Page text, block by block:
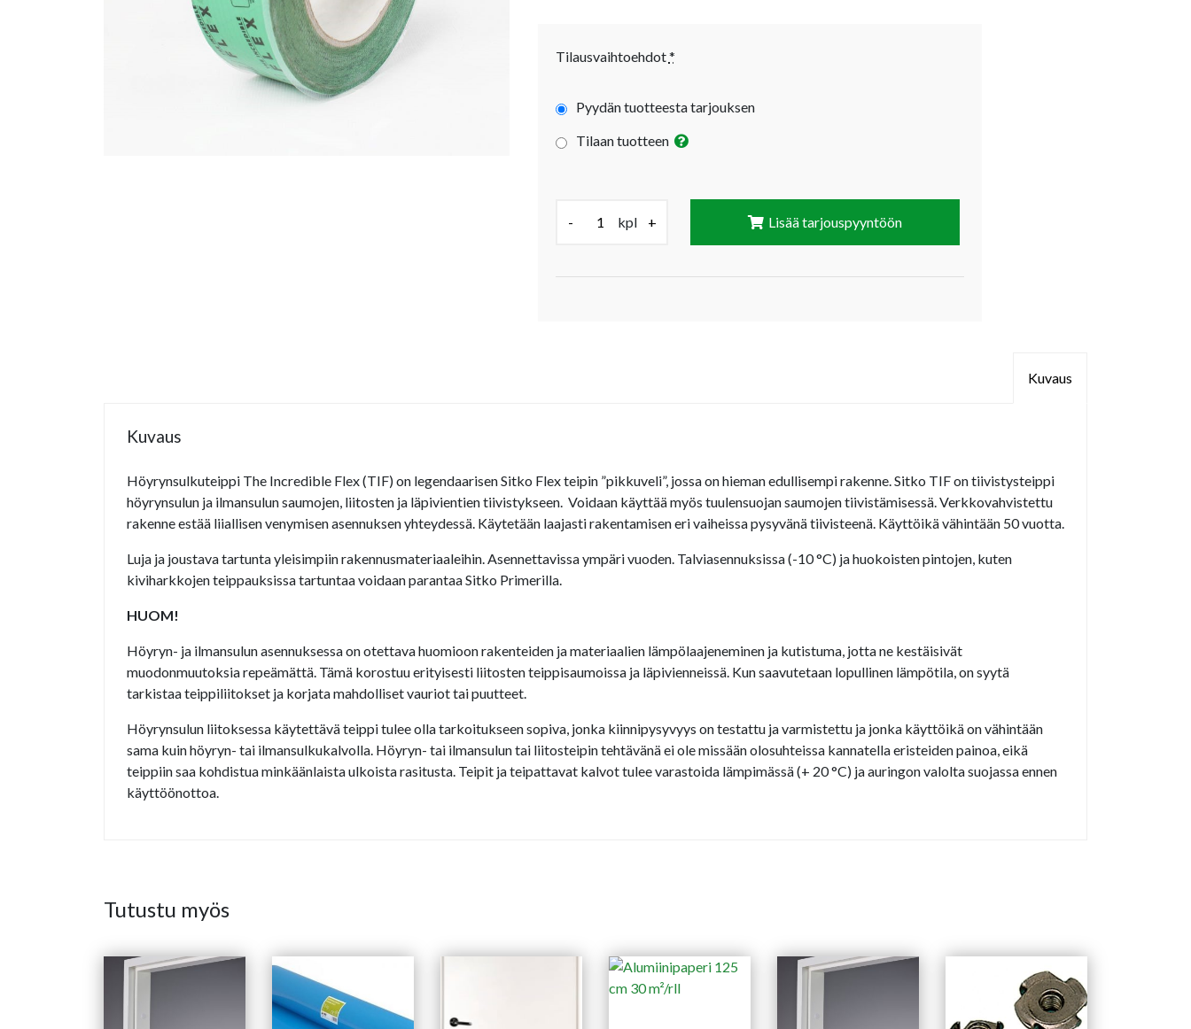
Tilausvaihtoehdot*
Pyydän tuotteesta tarjouksen
Tilaan tuotteen
- kpl + Lisää tarjouspyyntöön
Kuvaus
Kuvaus
Höyrynsulkuteippi The Incredible Flex (TIF) on legendaarisen Sitko Flex teipin ”pikkuveli”, jossa on hieman edullisempi rakenne. Sitko TIF on tiivistysteippi
höyrynsulun ja ilmansulun saumojen, liitosten ja läpivientien tiivistykseen. Voidaan käyttää myös tuulensuojan saumojen tiivistämisessä. Verkkovahvistettu
rakenne estää liiallisen venymisen asennuksen yhteydessä. Käytetään laajasti rakentamisen eri vaiheissa pysyvänä tiivisteenä. Käyttöikä vähintään 50 vuotta.
Luja ja joustava tartunta yleisimpiin rakennusmateriaaleihin. Asennettavissa ympäri vuoden. Talviasennuksissa (-10 °C) ja huokoisten pintojen, kuten
kiviharkkojen teippauksissa tartuntaa voidaan parantaa Sitko Primerilla.
HUOM!
Höyryn- ja ilmansulun asennuksessa on otettava huomioon rakenteiden ja materiaalien lämpölaajeneminen ja kutistuma, jotta ne kestäisivät
muodonmuutoksia repeämättä. Tämä korostuu erityisesti liitosten teippisaumoissa ja läpivienneissä. Kun saavutetaan lopullinen lämpötila, on syytä
tarkistaa teippiliitokset ja korjata mahdolliset vauriot tai puutteet.
Höyrynsulun liitoksessa käytettävä teippi tulee olla tarkoitukseen sopiva, jonka kiinnipysyvyys on testattu ja varmistettu ja jonka käyttöikä on vähintään
sama kuin höyryn- tai ilmansulkukalvolla. Höyryn- tai ilmansulun tai liitosteipin tehtävänä ei ole missään olosuhteissa kannatella eristeiden painoa, eikä
teippiin saa kohdistua minkäänlaista ulkoista rasitusta. Teipit ja teipattavat kalvot tulee varastoida lämpimässä (+ 20 °C) ja auringon valolta suojassa ennen
käyttöönottoa.
Tutustu myös